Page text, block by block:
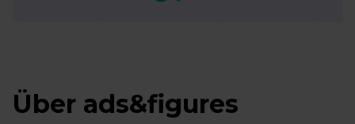
Über ads&figures